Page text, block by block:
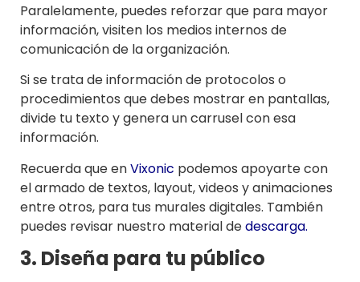
Paralelamente, puedes reforzar que para mayor
información, visiten los medios internos de
comunicación de la organización.
Si se trata de información de protocolos o
procedimientos que debes mostrar en pantallas,
divide tu texto y genera un carrusel con esa
información.
Recuerda que enVixonic podemos apoyarte con
el armado de textos, layout, videos y animaciones
entre otros, para tus murales digitales. También
puedes revisar nuestro material dedescarga.
3. Diseña para tu público